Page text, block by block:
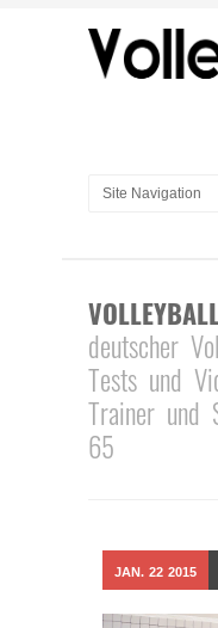
deutscher
Tests und
Trainer und
65
JAN. 22 2015